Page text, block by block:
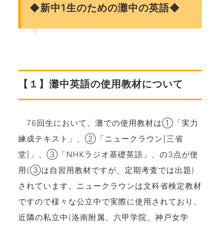
◆新中1生のための灘中の英語◆
【１】灘中英語の使用教材について
76回生において、灘での使用教材は①「実力
練成テキスト」、②「ニュークラウン[三省
堂]」、③「NHKラジオ基礎英語」、の3点が使
用(③は自習用教材ですが、定期考査では出題)
されています。ニュークラウンは文科省検定教材
ですので様々な公立中で実際に使用されており、
近隣の私立中(洛南附属、六甲学院、神戸女学